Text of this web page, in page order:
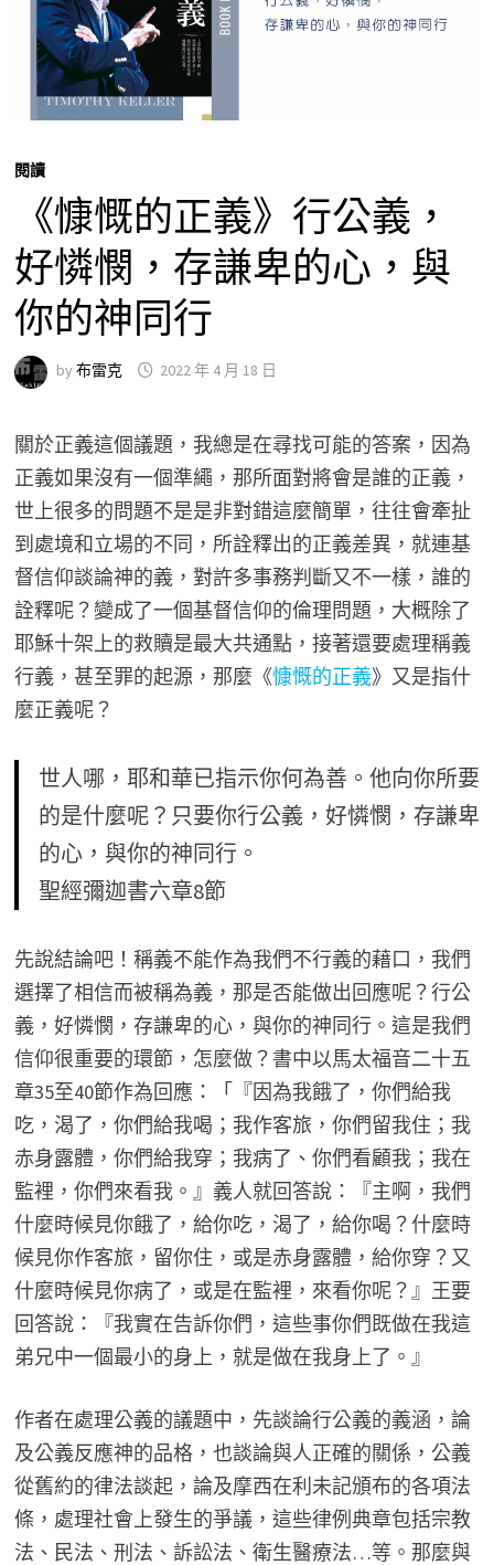
閱讀
《慷慨的正義》行公義，
好憐憫，存謙卑的心，與
你的神同行
by 布雷克 2022 年 4 月 18 日
關於正義這個議題，我總是在尋找可能的答案，因為
正義如果沒有一個準繩，那所面對將會是誰的正義，
世上很多的問題不是是非對錯這麼簡單，往往會牽扯
到處境和立場的不同，所詮釋出的正義差異，就連基
督信仰談論神的義，對許多事務判斷又不一樣，誰的
詮釋呢？變成了一個基督信仰的倫理問題，大概除了
耶穌十架上的救贖是最大共通點，接著還要處理稱義
行義，甚至罪的起源，那麼《慷慨的正義》又是指什
麼正義呢？
世人哪，耶和華已指示你何為善。他向你所要
的是什麼呢？只要你行公義，好憐憫，存謙卑
的心，與你的神同行。
聖經彌迦書六章8節
先說結論吧！稱義不能作為我們不行義的藉口，我們
選擇了相信而被稱為義，那是否能做出回應呢？行公
義，好憐憫，存謙卑的心，與你的神同行。這是我們
信仰很重要的環節，怎麼做？書中以馬太福音二十五
章35至40節作為回應：「『因為我餓了，你們給我
吃，渴了，你們給我喝；我作客旅，你們留我住；我
赤身露體，你們給我穿；我病了、你們看顧我；我在
監裡，你們來看我。』義人就回答說：『主啊，我們
什麼時候見你餓了，給你吃，渴了，給你喝？什麼時
候見你作客旅，留你住，或是赤身露體，給你穿？又
什麼時候見你病了，或是在監裡，來看你呢？』王要
回答說：『我實在告訴你們，這些事你們既做在我這
弟兄中一個最小的身上，就是做在我身上了。』
作者在處理公義的議題中，先談論行公義的義涵，論
及公義反應神的品格，也談論與人正確的關係，公義
從舊約的律法談起，論及摩西在利未記頒布的各項法
條，處理社會上發生的爭議，這些律例典章包括宗教
法、民法、刑法、訴訟法、衛生醫療法…等。那麼與